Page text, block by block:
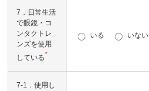
7．日常生活
で眼鏡・コ
ンタクトレ
ンズを使用
している*
いる いない
7-1．使用し